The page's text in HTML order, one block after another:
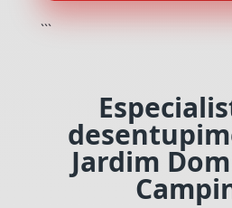
```
Jardim